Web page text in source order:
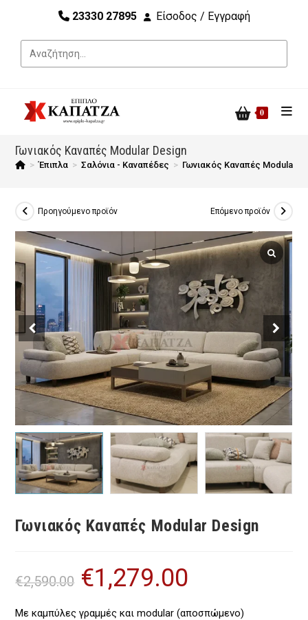
23330 27895 Είσοδος / Εγγραφή
0
Γωνιακός Καναπές Modular Design
> Έπιπλα > Σαλόνια - Καναπέδες > Γωνιακός Καναπές Modular
Προηγούμενο προϊόν Επόμενο προϊόν
Γωνιακός Καναπές Modular Design
€2,590.00
Original
price
was:
€1,279.00
€1,279.00.
Με καμπύλες γραμμές και modular (αποσπώμενο)